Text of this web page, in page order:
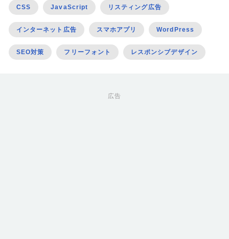
CSS JavaScript リスティング広告
インターネット広告 スマホアプリ WordPress
SEO対策 フリーフォント レスポンシブデザイン
広告